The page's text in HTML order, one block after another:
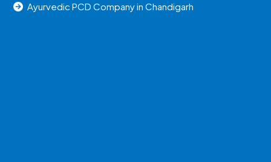
Ayurvedic PCD Company in Chandigarh